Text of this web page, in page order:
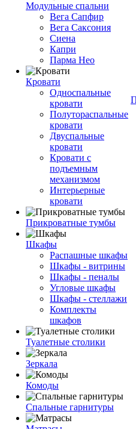
Модульные спальни
Вега Сапфир
Вега Саксония
Сиена
Капри
Парма Нео
Кровати
Односпальные
кровати
Полутораспальные
кровати
Двуспальные
кровати
Кровати с
подъемным
механизмом
Интерьерные
кровати
Прикроватные тумбы
Шкафы
Распашные шкафы
Шкафы - витрины
Шкафы - пеналы
Угловые шкафы
Шкафы - стеллажи
Комплекты
шкафов
Туалетные столики
Зеркала
Комоды
Спальные гарнитуры